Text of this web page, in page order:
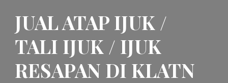
JUAL ATAP IJUK /
TALI IJUK / IJUK
RESAPAN DI KLATN